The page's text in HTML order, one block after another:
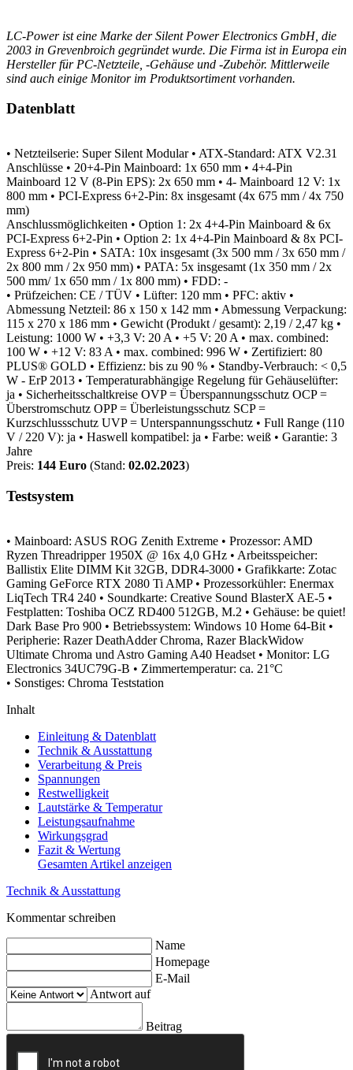
LC-Power ist eine Marke der Silent Power Electronics GmbH, die
2003 in Grevenbroich gegründet wurde. Die Firma ist in Europa ein
Hersteller für PC-Netzteile, -Gehäuse und -Zubehör. Mittlerweile
sind auch einige Monitor im Produktsortiment vorhanden.
Datenblatt
• Netzteilserie: Super Silent Modular • ATX-Standard: ATX V2.31
Anschlüsse • 20+4-Pin Mainboard: 1x 650 mm • 4+4-Pin
Mainboard 12 V (8-Pin EPS): 2x 650 mm • 4- Mainboard 12 V: 1x
800 mm • PCI-Express 6+2-Pin: 8x insgesamt (4x 675 mm / 4x 750
mm)
Anschlussmöglichkeiten • Option 1: 2x 4+4-Pin Mainboard & 6x
PCI-Express 6+2-Pin • Option 2: 1x 4+4-Pin Mainboard & 8x PCI-
Express 6+2-Pin • SATA: 10x insgesamt (3x 500 mm / 3x 650 mm /
2x 800 mm / 2x 950 mm) • PATA: 5x insgesamt (1x 350 mm / 2x
500 mm/ 1x 650 mm / 1x 800 mm) • FDD: -
• Prüfzeichen: CE / TÜV • Lüfter: 120 mm • PFC: aktiv •
Abmessung Netzteil: 86 x 150 x 142 mm • Abmessung Verpackung:
115 x 270 x 186 mm • Gewicht (Produkt / gesamt): 2,19 / 2,47 kg •
Leistung: 1000 W • +3,3 V: 20 A • +5 V: 20 A • max. combined:
100 W • +12 V: 83 A • max. combined: 996 W • Zertifiziert: 80
PLUS® GOLD • Effizienz: bis zu 90 % • Standby-Verbrauch: < 0,5
W - ErP 2013 • Temperaturabhängige Regelung für Gehäuselüfter:
ja • Sicherheitsschaltkreise OVP = Überspannungsschutz OCP =
Überstromschutz OPP = Überleistungsschutz SCP =
Kurzschlussschutz UVP = Unterspannungsschutz • Full Range (110
V / 220 V): ja • Haswell kompatibel: ja • Farbe: weiß • Garantie: 3
Jahre
Preis: 144 Euro (Stand: 02.02.2023)
Testsystem
• Mainboard: ASUS ROG Zenith Extreme • Prozessor: AMD
Ryzen Threadripper 1950X @ 16x 4,0 GHz • Arbeitsspeicher:
Ballistix Elite DIMM Kit 32GB, DDR4-3000 • Grafikkarte: Zotac
Gaming GeForce RTX 2080 Ti AMP • Prozessorkühler: Enermax
LiqTech TR4 240 • Soundkarte: Creative Sound BlasterX AE-5 •
Festplatten: Toshiba OCZ RD400 512GB, M.2 • Gehäuse: be quiet!
Dark Base Pro 900 • Betriebssystem: Windows 10 Home 64-Bit •
Peripherie: Razer DeathAdder Chroma, Razer BlackWidow
Ultimate Chroma und Astro Gaming A40 Headset • Monitor: LG
Electronics 34UC79G-B • Zimmertemperatur: ca. 21°C
• Sonstiges: Chroma Teststation
Inhalt
Einleitung & Datenblatt
Technik & Ausstattung
Verarbeitung & Preis
Spannungen
Restwelligkeit
Lautstärke & Temperatur
Leistungsaufnahme
Wirkungsgrad
Fazit & Wertung
Gesamten Artikel anzeigen
Technik & Ausstattung
Kommentar schreiben
Name
Homepage
E-Mail
Antwort auf
Beitrag